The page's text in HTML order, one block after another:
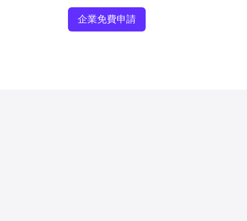
企業免費申請